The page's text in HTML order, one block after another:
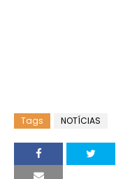
Tags NOTÍCIAS